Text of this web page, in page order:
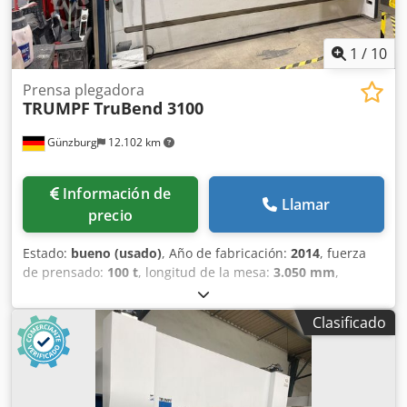
consecuencia, no constituyen una representación ni
condiciones contractuales. Le recomendamos que
verifique todos los detalles importantes.
1 / 10
Günzburg 12.102 km
Prensa plegadora
TRUMPF TruBend 3100
Información de
precio
Llamar
Estado: bueno (usado), Año de fabricación: 2014, fuerza
de prensado: 100 t, longitud de la mesa: 3.050 mm,
espacio libre entre las columnas:
7.700 kg, Fuerza de prensado: 100 t Dodpfeztakgsx Angock
Longitud de plegado: 3050 mm Distancia entre columnas:
2550 mm Potencia total requerida: 20 kW Peso de la
máquina: aproximadamente 7700 kg
Accesorios/Equipamiento: - Barrera de luz delante de la
Clasificado